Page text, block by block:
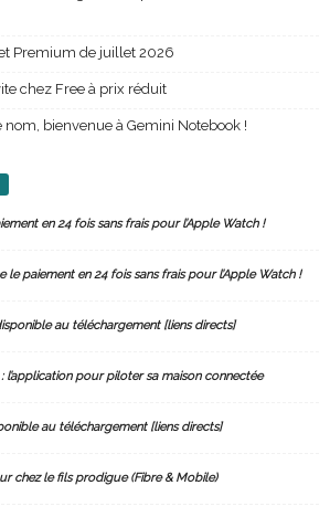
Premium de juillet 2026
chez Free à prix réduit
bienvenue à Gemini Notebook !
en 24 fois sans frais pour l’Apple Watch !
le paiement en 24 fois sans frais pour l’Apple Watch !
au téléchargement [liens directs]
l’application pour piloter sa maison connectée
au téléchargement [liens directs]
chez le fils prodigue (Fibre & Mobile)